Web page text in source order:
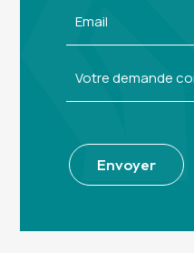
Envoyer